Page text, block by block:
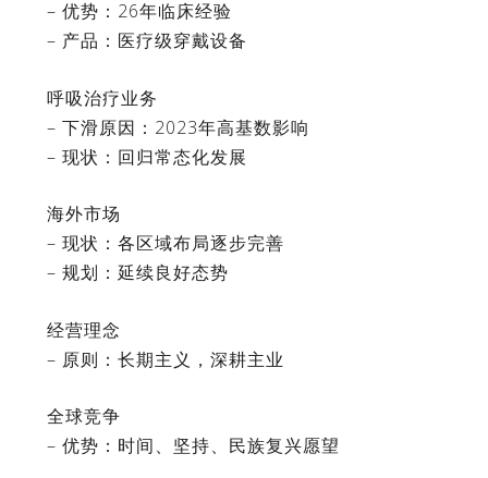
– 优势：26年临床经验
– 产品：医疗级穿戴设备
呼吸治疗业务
– 下滑原因：2023年高基数影响
– 现状：回归常态化发展
海外市场
– 现状：各区域布局逐步完善
– 规划：延续良好态势
经营理念
– 原则：长期主义，深耕主业
全球竞争
– 优势：时间、坚持、民族复兴愿望